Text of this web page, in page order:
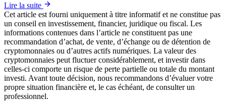
Lire la suite
Cet article est fourni uniquement à titre informatif et ne constitue pas
un conseil en investissement, financier, juridique ou fiscal. Les
informations contenues dans l’article ne constituent pas une
recommandation d’achat, de vente, d’échange ou de détention de
cryptomonnaies ou d’autres actifs numériques. La valeur des
cryptomonnaies peut fluctuer considérablement, et investir dans
celles-ci comporte un risque de perte partielle ou totale du montant
investi. Avant toute décision, nous recommandons d’évaluer votre
propre situation financière et, le cas échéant, de consulter un
professionnel.